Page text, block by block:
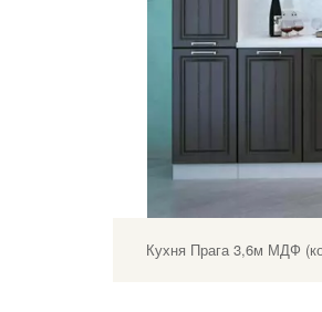
Кухня Прага 3,6м МДФ